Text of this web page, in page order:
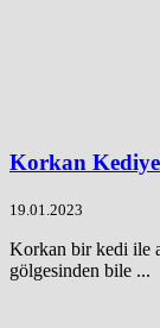
Korkan Kediye
19.01.2023
Korkan bir kedi ile
gölgesinden bile ...